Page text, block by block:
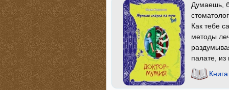
Думаешь,
Как тебе
методы
палате, из